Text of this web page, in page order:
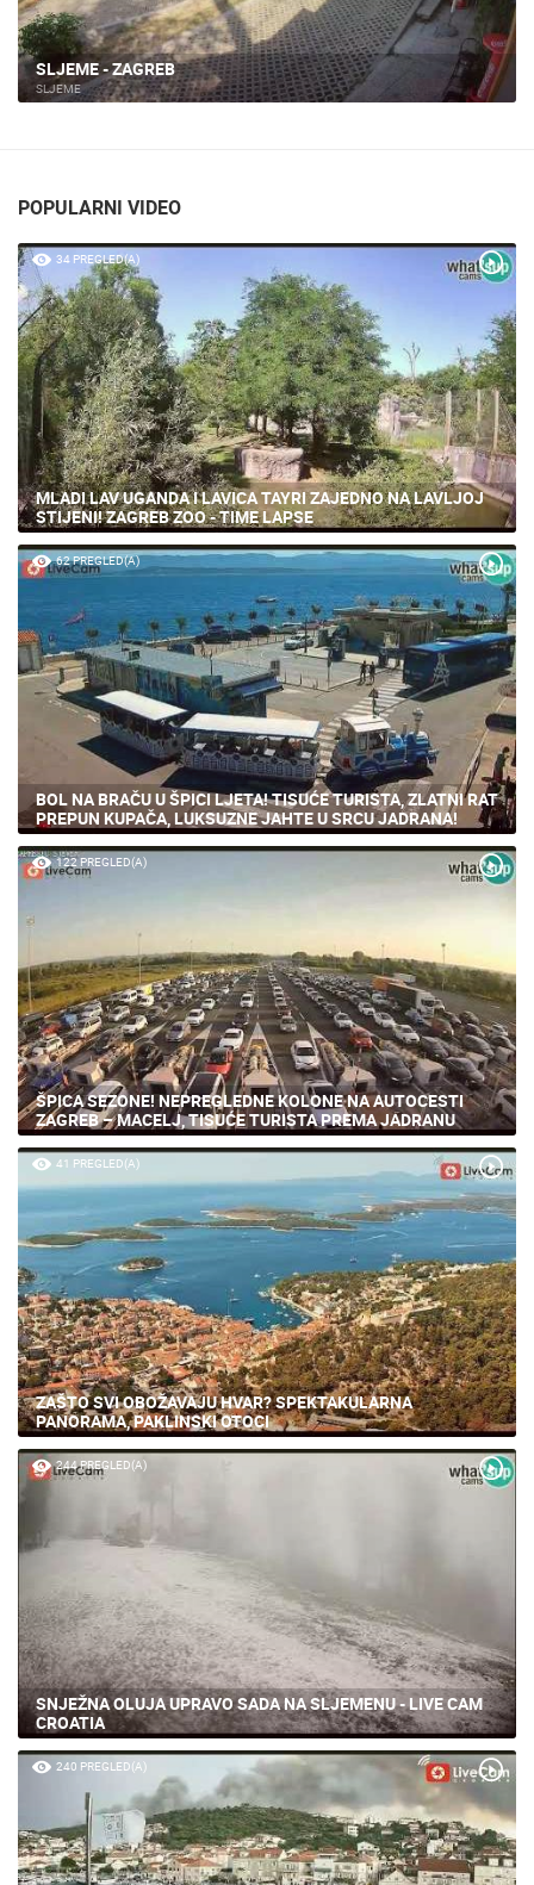
SLJEME - ZAGREB
SLJEME
POPULARNI VIDEO
34 PREGLED(A)
MLADI LAV UGANDA I LAVICA TAYRI ZAJEDNO NA LAVLJOJ
STIJENI! ZAGREB ZOO - TIME LAPSE
62 PREGLED(A)
BOL NA BRAČU U ŠPICI LJETA! TISUĆE TURISTA, ZLATNI RAT
PREPUN KUPAČA, LUKSUZNE JAHTE U SRCU JADRANA!
122 PREGLED(A)
ŠPICA SEZONE! NEPREGLEDNE KOLONE NA AUTOCESTI
ZAGREB – MACELJ, TISUĆE TURISTA PREMA JADRANU
41 PREGLED(A)
ZAŠTO SVI OBOŽAVAJU HVAR? SPEKTAKULARNA
PANORAMA, PAKLINSKI OTOCI
244 PREGLED(A)
SNJEŽNA OLUJA UPRAVO SADA NA SLJEMENU - LIVE CAM
CROATIA
240 PREGLED(A)